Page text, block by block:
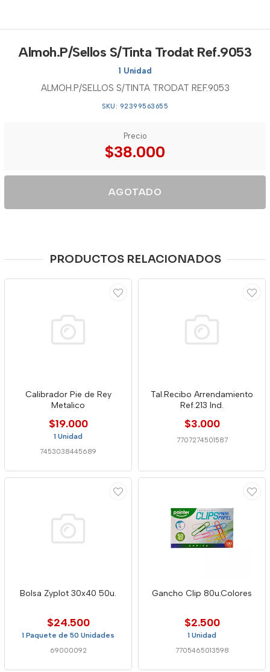
Almoh.P/Sellos S/Tinta Trodat Ref.9053
1 Unidad
ALMOH.P/SELLOS S/TINTA TRODAT REF.9053
SKU: 92399563655
Precio
$38.000
AGOTADO
PRODUCTOS RELACIONADOS
Calibrador Pie de Rey
Metalico
$19.000
1 Unidad
7453038445689
Tal.Recibo Arrendamiento
Ref.213 Ind.
$3.000
7707274501587
Bolsa Zyplot 30x40 50u.
$24.500
1 Paquete de 50 Unidades
69000092
Gancho Clip 80u.Colores
$2.500
1 Unidad
7705465013598